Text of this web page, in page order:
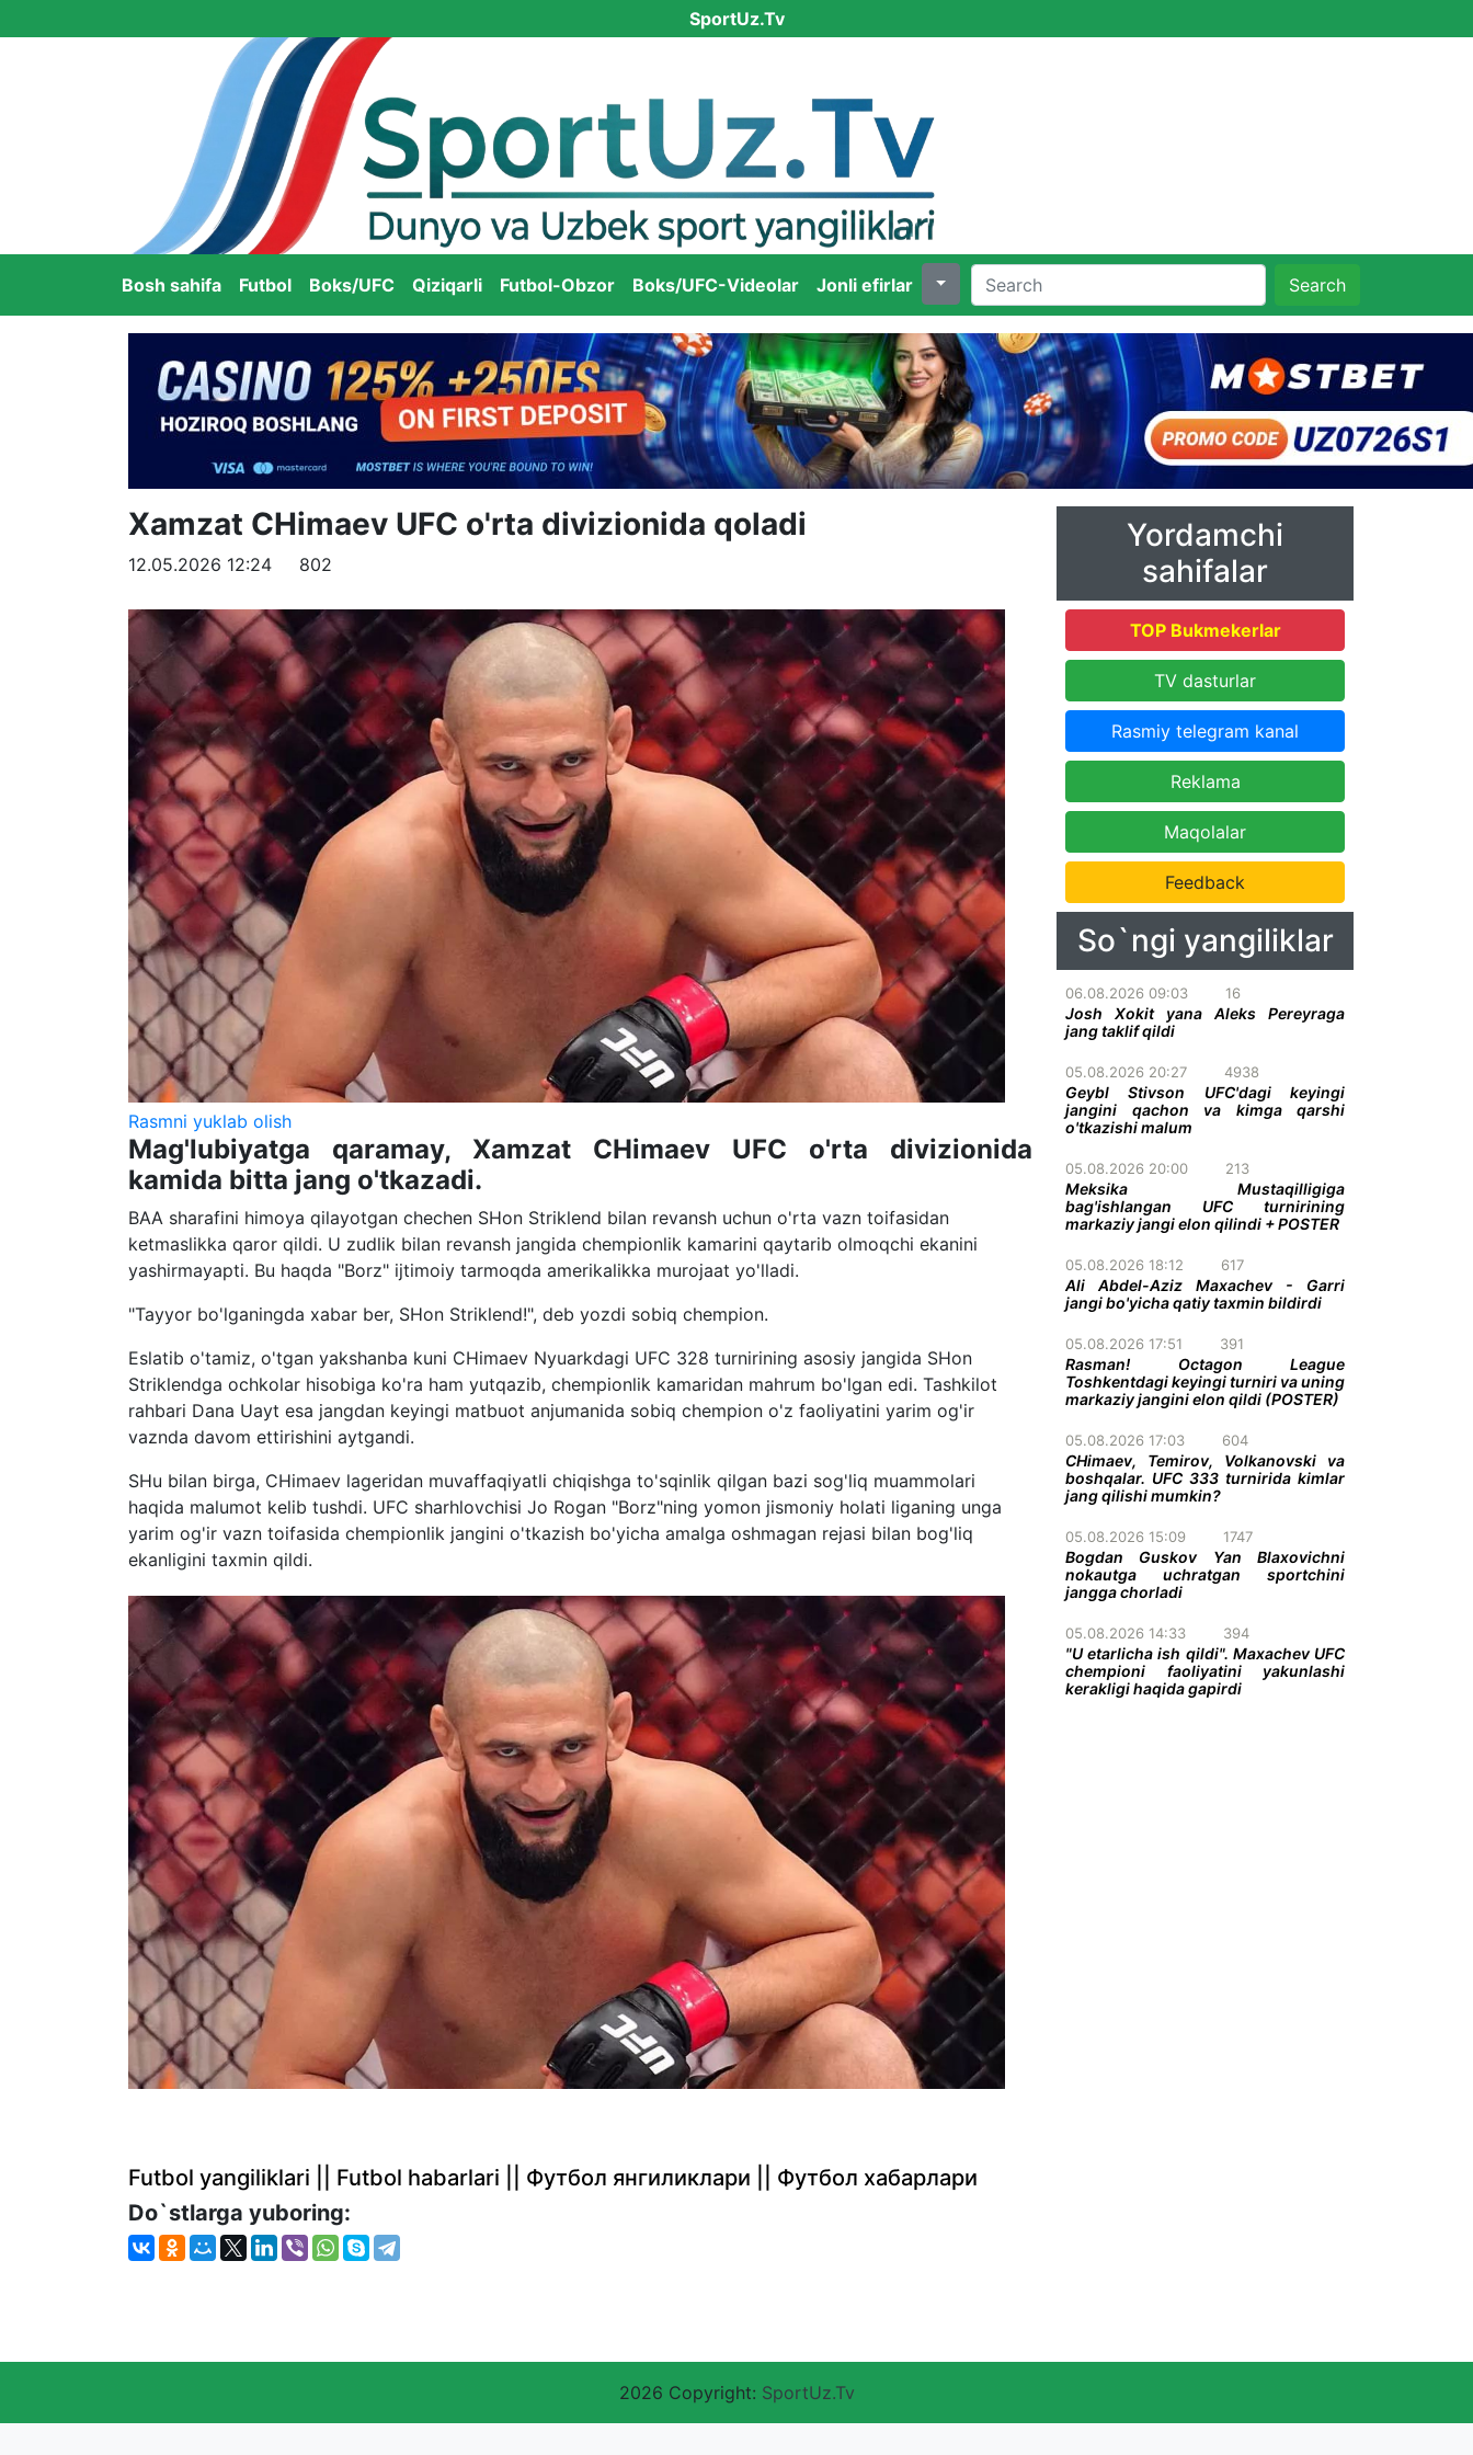
SportUz.Tv
Bosh sahifa Futbol Boks/UFC Qiziqarli Futbol-Obzor Boks/UFC-Videolar Jonli efirlar Search
Xamzat CHimaev UFC o'rta divizionida qoladi
12.05.2026 12:24 802
Rasmni yuklab olish
Mag'lubiyatga qaramay, Xamzat CHimaev UFC o'rta divizionida
kamida bitta jang o'tkazadi.
BAA sharafini himoya qilayotgan chechen SHon Striklend bilan revansh uchun o'rta vazn toifasidan
ketmaslikka qaror qildi. U zudlik bilan revansh jangida chempionlik kamarini qaytarib olmoqchi ekanini
yashirmayapti. Bu haqda "Borz" ijtimoiy tarmoqda amerikalikka murojaat yo'lladi.
"Tayyor bo'lganingda xabar ber, SHon Striklend!", deb yozdi sobiq chempion.
Eslatib o'tamiz, o'tgan yakshanba kuni CHimaev Nyuarkdagi UFC 328 turnirining asosiy jangida SHon
Striklendga ochkolar hisobiga ko'ra ham yutqazib, chempionlik kamaridan mahrum bo'lgan edi. Tashkilot
rahbari Dana Uayt esa jangdan keyingi matbuot anjumanida sobiq chempion o'z faoliyatini yarim og'ir
vaznda davom ettirishini aytgandi.
SHu bilan birga, CHimaev lageridan muvaffaqiyatli chiqishga to'sqinlik qilgan bazi sog'liq muammolari
haqida malumot kelib tushdi. UFC sharhlovchisi Jo Rogan "Borz"ning yomon jismoniy holati liganing unga
yarim og'ir vazn toifasida chempionlik jangini o'tkazish bo'yicha amalga oshmagan rejasi bilan bog'liq
ekanligini taxmin qildi.
Futbol yangiliklari || Futbol habarlari || Футбол янгиликлари || Футбол хабарлари
Do`stlarga yuboring:
Yordamchi
sahifalar
TOP Bukmekerlar
TV dasturlar
Rasmiy telegram kanal
Reklama
Maqolalar
Feedback
So`ngi yangiliklar
06.08.2026 09:03 16
Josh Xokit yana Aleks Pereyraga
jang taklif qildi
05.08.2026 20:27 4938
Geybl Stivson UFC'dagi keyingi
jangini qachon va kimga qarshi
o'tkazishi malum
05.08.2026 20:00 213
Meksika Mustaqilligiga
bag'ishlangan UFC turnirining
markaziy jangi elon qilindi + POSTER
05.08.2026 18:12 617
Ali Abdel-Aziz Maxachev - Garri
jangi bo'yicha qatiy taxmin bildirdi
05.08.2026 17:51 391
Rasman! Octagon League
Toshkentdagi keyingi turniri va uning
markaziy jangini elon qildi (POSTER)
05.08.2026 17:03 604
CHimaev, Temirov, Volkanovski va
boshqalar. UFC 333 turnirida kimlar
jang qilishi mumkin?
05.08.2026 15:09 1747
Bogdan Guskov Yan Blaxovichni
nokautga uchratgan sportchini
jangga chorladi
05.08.2026 14:33 394
"U etarlicha ish qildi". Maxachev UFC
chempioni faoliyatini yakunlashi
kerakligi haqida gapirdi
2026 Copyright: SportUz.Tv